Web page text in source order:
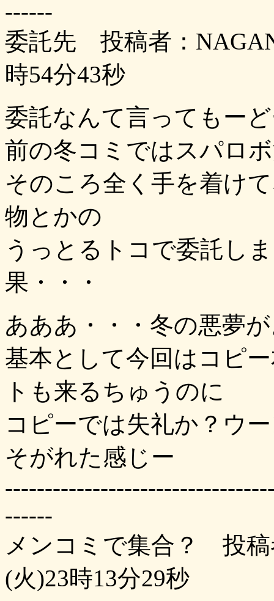
------
委託先 投稿者：
時54分43秒
委託なんて言ってもー
前の冬コミではスパロ
そのころ全く手を着け
物とかの
うっとるトコで委託し
果・・・
あああ・・・冬の悪夢
基本として今回はコピ
トも来るちゅうのに
コピーでは失礼か？ウ
そがれた感じー
------
メンコミで集合？ 投
(火)23時13分29秒